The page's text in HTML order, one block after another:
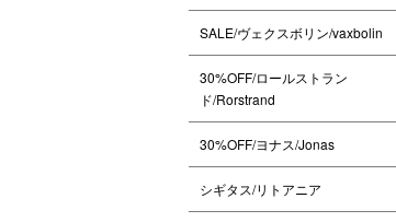
SALE/ヴェクスボリン/vaxbolin
30%OFF/ロールストラン
ド/Rorstrand
30%OFF/ヨナス/Jonas
シギタス/リトアニア